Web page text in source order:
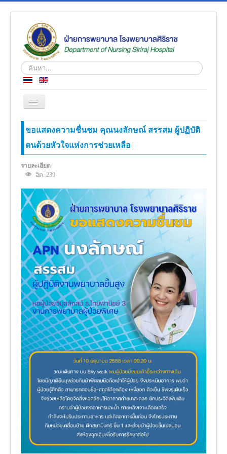
ค้นหา...
สลับ
เก
ชั่น
หน้าแรก
ข่าว
เกี่ยวกับเรา
โครงสร้างองค์กร
ความรู้สู่ประชาชน
ตำราวิชาการ
งานวิจัย
คู่มือการพยาบาล
งานวิเคราะห์/สังเคราะห์
เอกสารประกอบการสอน
นวัตกรรม
Download
Link Intranet
คำถาม/ร้องเรียน
ขอแสดงความชื่นชม คุณนงลักษณ์ สรรสม ผู้ปฏิบัติ
ตนด้วยหัวใจแห่งการช่วยเหลือ
รายละเอียด
ฮิต: 239